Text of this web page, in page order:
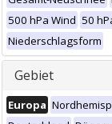
500 hPa Wind 50
Niederschlagsform
Gebiet
Europa